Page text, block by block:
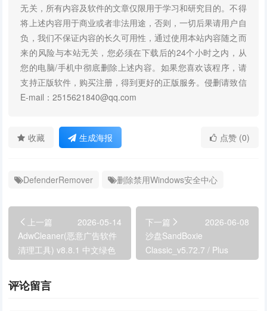
无关，所有内容及软件的文章仅限用于学习和研究目的。不得
将上述内容用于商业或者非法用途，否则，一切后果请用户自
负，我们不保证内容的长久可用性，通过使用本站内容随之而
来的风险与本站无关，您必须在下载后的24个小时之内，从
您的电脑/手机中彻底删除上述内容。如果您喜欢该程序，请
支持正版软件，购买注册，得到更好的正版服务。侵删请致信
E-mail：2515621840@qq.com
收藏 生成海报 点赞 (0)
DefenderRemover 删除禁用Windows安全中心
上一篇
2026-05-14
AdwCleaner(恶意广告软件
清理工具) v8.8.1 中文绿色
下一篇
2026-06-08
沙盘SandBoxie
Classic_v5.72.7 / Plus
评论留言